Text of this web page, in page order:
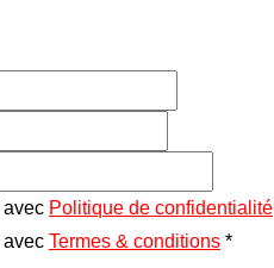
avec Politique de confidentialité
avec Termes & conditions *